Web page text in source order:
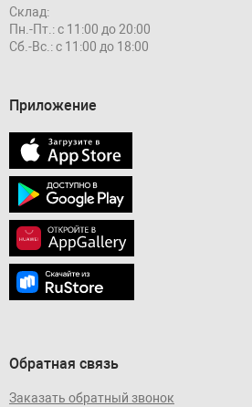
Склад:
Пн.-Пт.: с 11:00 до 20:00
Сб.-Вс.: с 11:00 до 18:00
Приложение
Обратная связь
Заказать обратный звонок